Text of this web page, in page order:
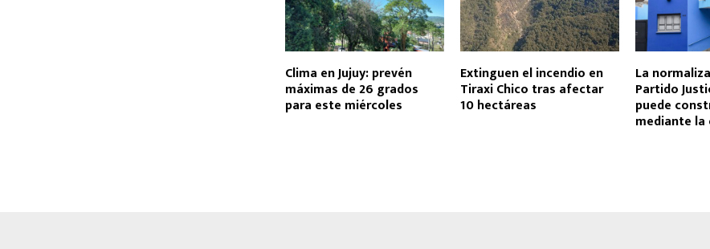
Clima en Jujuy: prevén
máximas de 26 grados
para este miércoles
Extinguen el incendio en
Tiraxi Chico tras afectar
10 hectáreas
La
Partido
puede
mediante la